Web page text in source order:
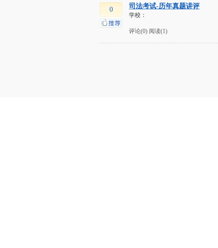
0 司法考试-历年真题讲评
学校：
评论(0) 阅读(1)